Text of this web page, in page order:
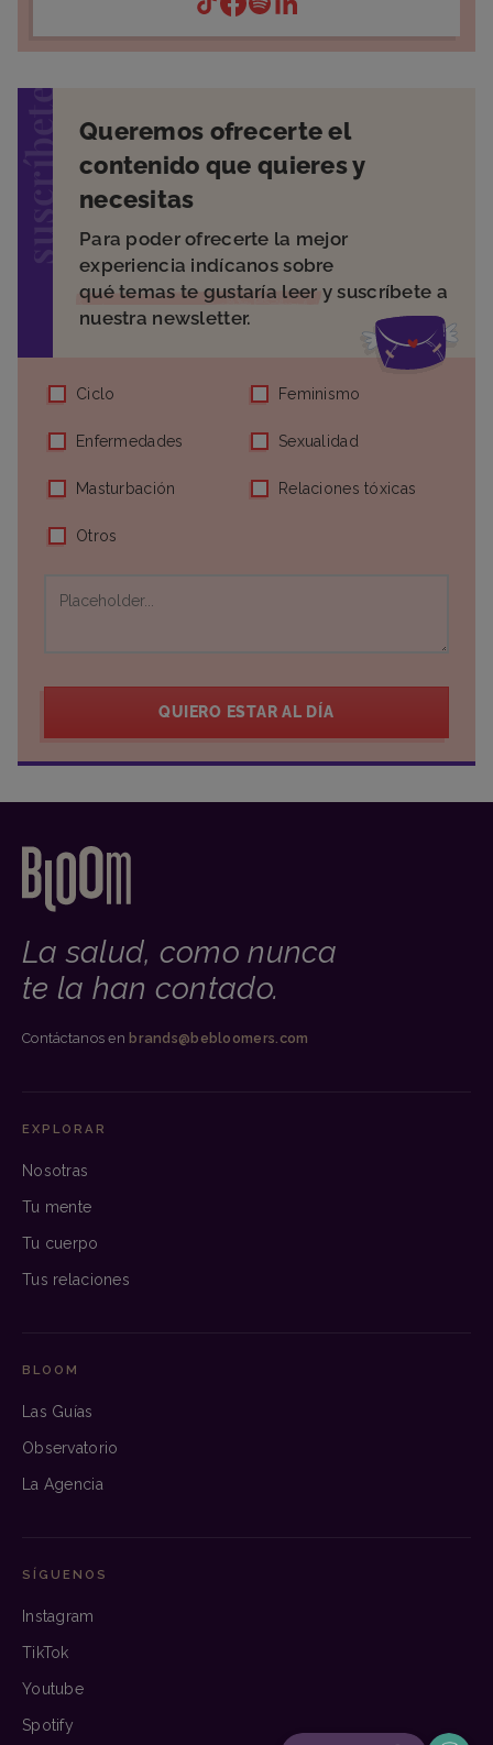
Queremos ofrecerte el
contenido que quieres y
necesitas
Para poder ofrecerte la mejor
experiencia indícanos sobre
qué temas te gustaría leer y suscríbete a
nuestra newsletter.
Ciclo Feminismo
Enfermedades Sexualidad
Masturbación Relaciones tóxicas
Otros
QUIERO ESTAR AL DÍA
La salud, como nunca
te la han contado.
Contáctanos enbrands@bebloomers.com
EXPLORAR
Nosotras
Tu mente
Tu cuerpo
Tus relaciones
BLOOM
Las Guías
Observatorio
La Agencia
SÍGUENOS
Instagram
TikTok
Youtube
Spotify